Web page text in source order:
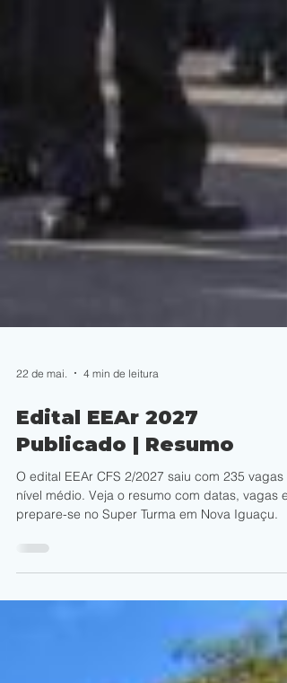
22 de mai.
Edital EEAr 2027
Publicado | Resumo
O edital EEAr CFS 2/2027 saiu com 235 vagas
prepare-se no Super Turma em Nova Iguaçu.